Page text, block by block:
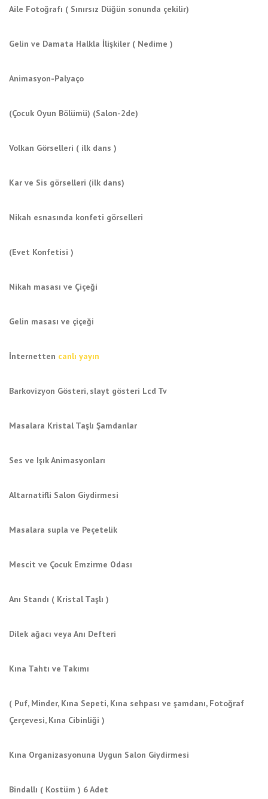
Aile Fotoğrafı ( Sınırsız Düğün sonunda çekilir)
Gelin ve Damata Halkla İlişkiler ( Nedime )
Animasyon-Palyaço
(Çocuk Oyun Bölümü) (Salon-2de)
Volkan Görselleri ( ilk dans )
Kar ve Sis görselleri (ilk dans)
Nikah esnasında konfeti görselleri
(Evet Konfetisi )
Nikah masası ve Çiçeği
Gelin masası ve çiçeği
İnternetten canlı yayın
Barkovizyon Gösteri, slayt gösteri Lcd Tv
Masalara Kristal Taşlı Şamdanlar
Ses ve Işık Animasyonları
Altarnatifli Salon Giydirmesi
Masalara supla ve Peçetelik
Mescit ve Çocuk Emzirme Odası
Anı Standı ( Kristal Taşlı )
Dilek ağacı veya Anı Defteri
Kına Tahtı ve Takımı
( Puf, Minder, Kına Sepeti, Kına sehpası ve şamdanı, Fotoğraf
Çerçevesi, Kına Cibinliği )
Kına Organizasyonuna Uygun Salon Giydirmesi
Bindallı ( Kostüm ) 6 Adet